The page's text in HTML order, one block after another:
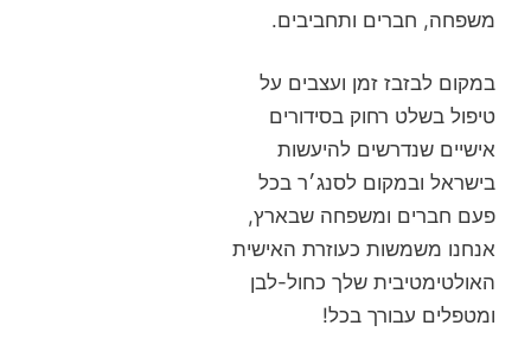
משפחה, חברים ותחביבים.
במקום לבזבז זמן ועצבים על
טיפול בשלט רחוק בסידורים
אישיים שנדרשים להיעשות
בישראל ובמקום לסנג׳ר בכל
פעם חברים ומשפחה שבארץ,
אנחנו משמשות כעוזרת האישית
האולטימטיבית שלך כחול-לבן
ומטפלים עבורך בכל!